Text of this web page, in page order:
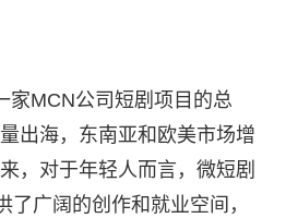
家MCN公司短剧项目的总
出海，东南亚和欧美市场增
，对于年轻人而言，微短剧
了广阔的创作和就业空间，